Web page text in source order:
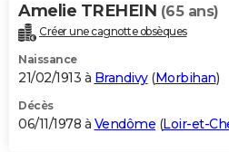
Amelie TREHEIN (65 ans)
Créer une cagnotte obsèques
Naissance
21/02/1913 à Brandivy(Morbihan)
Décès
06/11/1978 à Vendôme (Loir-et-